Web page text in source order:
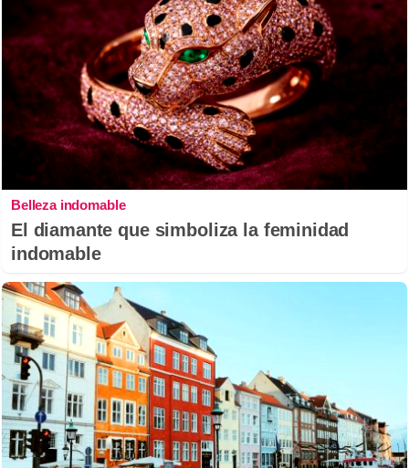
Belleza indomable
El diamante que simboliza la feminidad
indomable